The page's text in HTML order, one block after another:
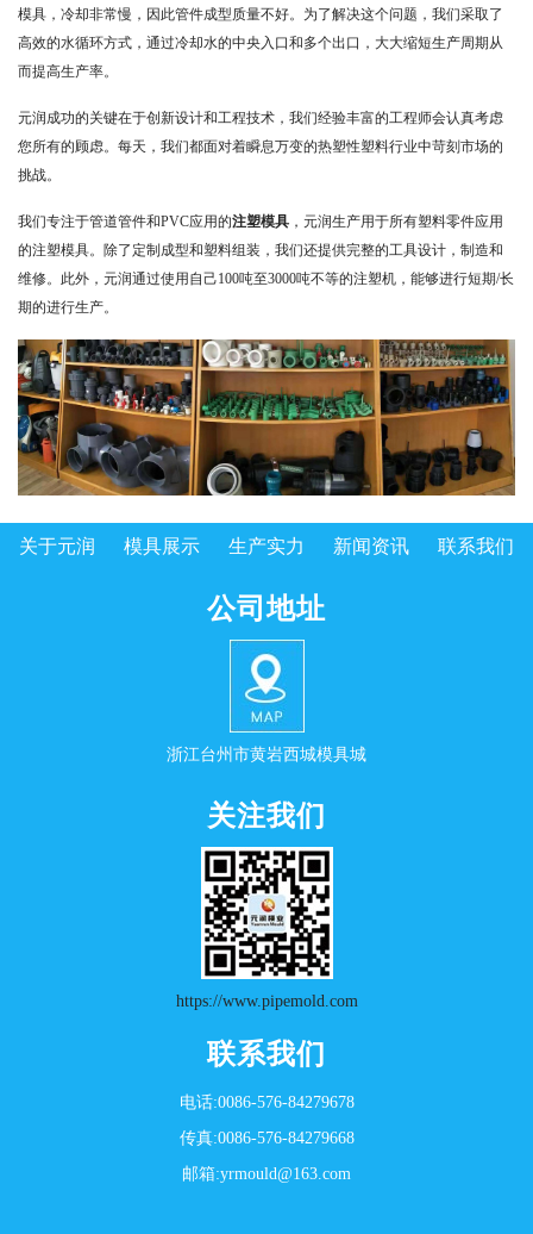
模具，冷却非常慢，因此管件成型质量不好。为了解决这个问题，我们采取了
高效的水循环方式，通过冷却水的中央入口和多个出口，大大缩短生产周期从
而提高生产率。
元润成功的关键在于创新设计和工程技术，我们经验丰富的工程师会认真考虑
您所有的顾虑。每天，我们都面对着瞬息万变的热塑性塑料行业中苛刻市场的
挑战。
我们专注于管道管件和PVC应用的注塑模具 ，元润生产用于所有塑料零件应用
的注塑模具。除了定制成型和塑料组装，我们还提供完整的工具设计，制造和
维修。此外，元润通过使用自己100吨至3000吨不等的注塑机，能够进行短期/长
期的进行生产。
关于元润 模具展示 生产实力 新闻资讯 联系我们
公司地址
浙江台州市黄岩西城模具城
关注我们
https://www.pipemold.com
联系我们
电话:0086-576-84279678
传真:0086-576-84279668
邮箱:yrmould@163.com